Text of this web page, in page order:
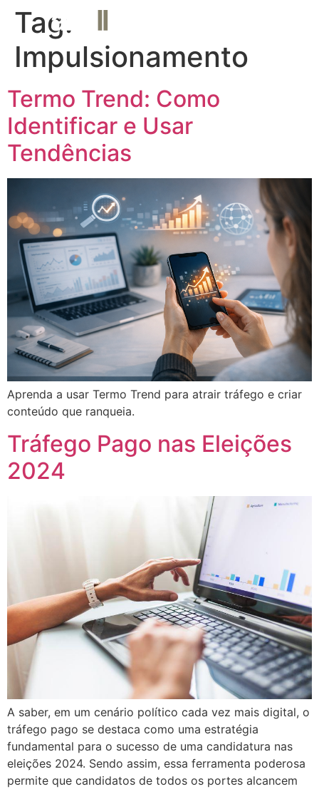
Tag:
Impulsionamento
Termo Trend: Como
Identificar e Usar
Tendências
Aprenda a usar Termo Trend para atrair tráfego e criar
conteúdo que ranqueia.
Tráfego Pago nas Eleições
2024
A saber, em um cenário político cada vez mais digital, o
tráfego pago se destaca como uma estratégia
fundamental para o sucesso de uma candidatura nas
eleições 2024. Sendo assim, essa ferramenta poderosa
permite que candidatos de todos os portes alcancem